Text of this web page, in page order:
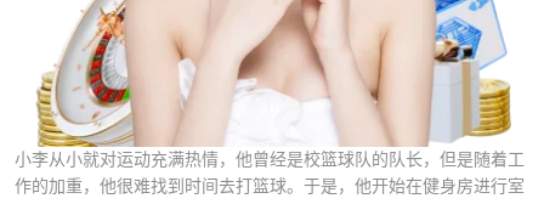
小李从小就对运动充满热情，他曾经是校篮球队的队长，但是随着工
作的加重，他很难找到时间去打篮球。于是，他开始在健身房进行室